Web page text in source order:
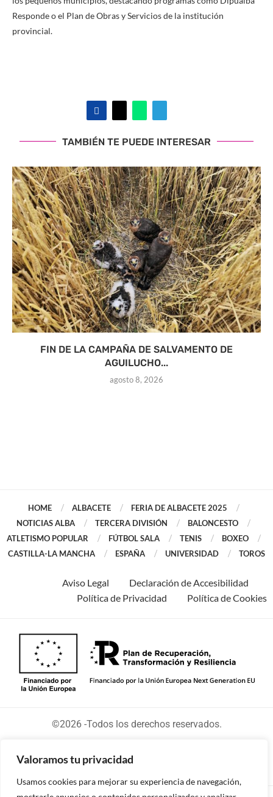
Valoramos tu privacidad
Usamos cookies para mejorar su experiencia de navegación,
Responde o el Plan de Obras y Servicios de la institución
provincial.
TAMBIÉN TE PUEDE INTERESAR
FIN DE LA CAMPAÑA DE SALVAMENTO DE
AGUILUCHO...
agosto 8, 2026
HOME ALBACETE
FERIA DE ALBACETE 2025
NOTICIAS ALBA
TERCERA DIVISIÓN
BALONCESTO
ATLETISMO POPULAR
FÚTBOL SALA TENIS
BOXEO
CASTILLA-LA MANCHA
ESPAÑA UNIVERSIDAD TOROS
Aviso Legal
Declaración de Accesibilidad
Política de Privacidad
Política de Cookies
©2026 -Todos los derechos reservados.